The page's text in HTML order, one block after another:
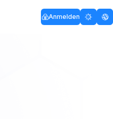
Anmelden